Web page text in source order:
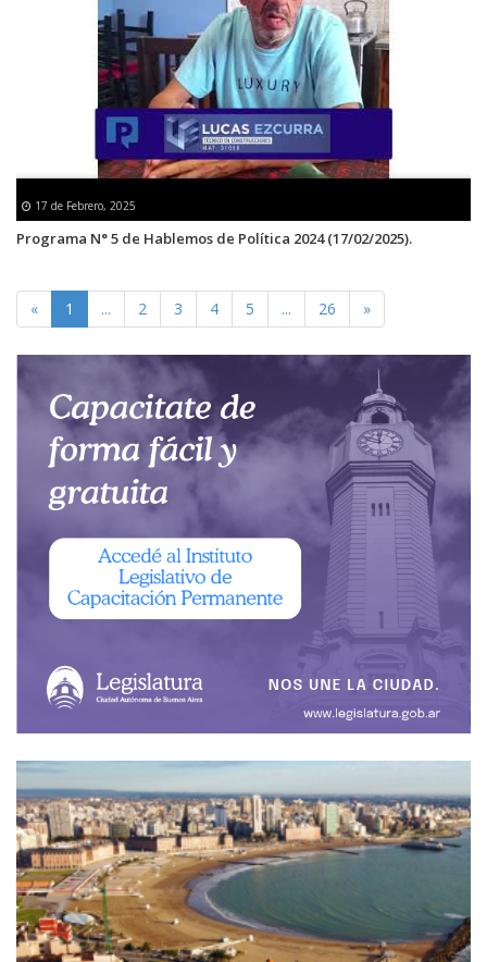
17 de Febrero, 2025
Programa N° 5 de Hablemos de Política 2024 (17/02/2025).
« 1 ... 2 3 4 5 ... 26 »